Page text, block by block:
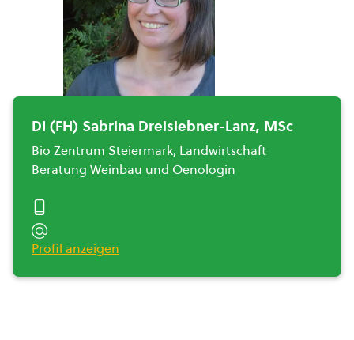
DI (FH) Sabrina Dreisiebner-Lanz, MSc
Bio Zentrum Steiermark, Landwirtschaft
Beratung Weinbau und Oenologin
Profil anzeigen